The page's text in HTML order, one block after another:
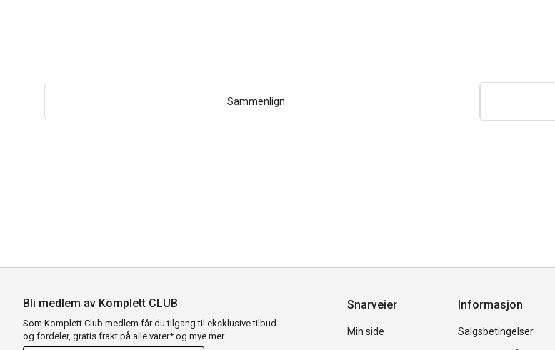
Sammenlign
Bli medlem av Komplett CLUB
Som Komplett Club medlem får du tilgang til eksklusive tilbud
og fordeler, gratis frakt på alle varer* og mye mer.
Snarveier
Min side
Informasjon
Salgsbetingelser